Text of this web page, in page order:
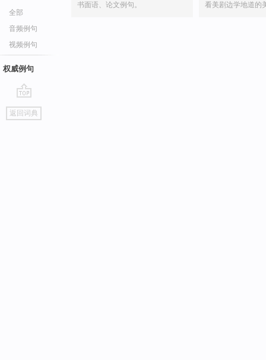
全部
音频例句
视频例句
权威例句
go
top
返回词典
书面语、论文例句。
看美剧边学地道的